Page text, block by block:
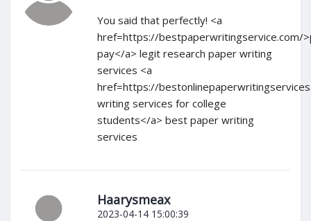
You said that perfectly! <a
href=https://bestpaperwritingservice.com/
pay</a> legit research paper writing
services <a
href=https://
writing services for college
students</a> best paper writing
services
Haarysmeax
2023-04-14 15:00:39